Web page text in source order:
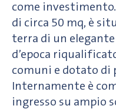
come investimento.
di circa 50 mq, è
terra di un
d’epoca
comuni e dotato di
Internamente è
ingresso su ampio